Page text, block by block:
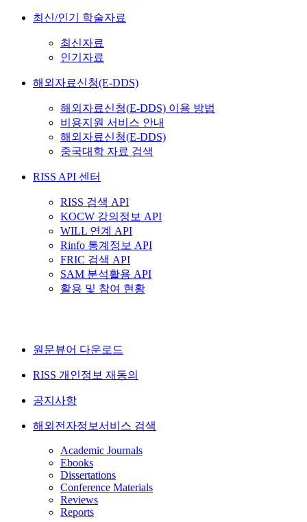
최신/인기 학술자료
최신자료
인기자료
해외자료신청(E-DDS)
해외자료신청(E-DDS) 이용 방법
비용지원 서비스 안내
해외자료신청(E-DDS)
중국대학 자료 검색
RISS API 센터
RISS 검색 API
KOCW 강의정보 API
WILL 연계 API
Rinfo 통계정보 API
FRIC 검색 API
SAM 분석활용 API
활용 및 참여 현황
원문뷰어 다운로드
RISS 개인정보 재동의
공지사항
해외전자정보서비스 검색
Academic Journals
Ebooks
Dissertations
Conference Materials
Reviews
Reports